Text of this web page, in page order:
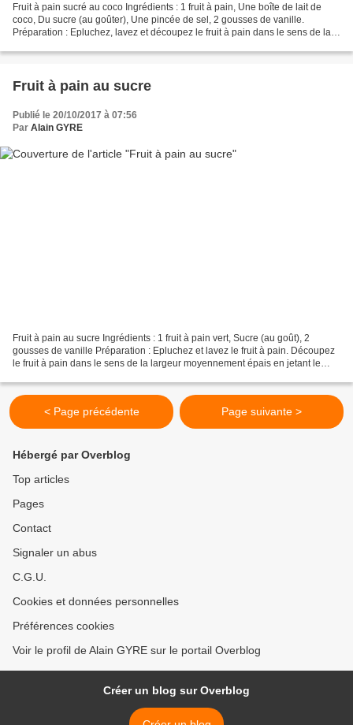
Fruit à pain sucré au coco Ingrédients : 1 fruit à pain, Une boîte de lait de
coco, Du sucre (au goûter), Une pincée de sel, 2 gousses de vanille.
Préparation : Epluchez, lavez et découpez le fruit à pain dans le sens de la
Fruit à pain au sucre
Publié le 20/10/2017 à 07:56
Par Alain GYRE
Fruit à pain au sucre Ingrédients : 1 fruit à pain vert, Sucre (au goût), 2
gousses de vanille Préparation : Epluchez et lavez le fruit à pain. Découpez
le fruit à pain dans le sens de la largeur moyennement épais en jetant le
< Page précédente Page suivante >
Hébergé par Overblog
Top articles
Pages
Contact
Signaler un abus
C.G.U.
Cookies et données personnelles
Préférences cookies
Voir le profil de Alain GYRE sur le portail Overblog
Créer un blog sur Overblog